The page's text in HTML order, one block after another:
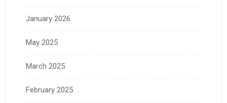
January 2026
May 2025
March 2025
February 2025